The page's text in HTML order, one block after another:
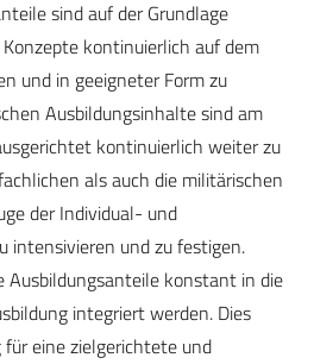
sind auf der Grundlage
kontinuierlich auf dem
und in geeigneter Form zu
Ausbildungsinhalte sind am
kontinuierlich weiter zu
als auch die militärischen
der Individual- und
intensivieren und zu festigen.
Ausbildungsanteile konstant in die
integriert werden. Dies
eine zielgerichtete und